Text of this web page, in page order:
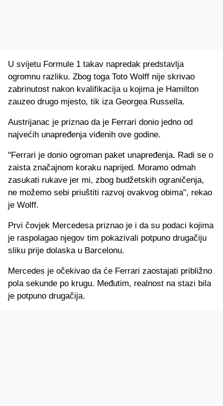
U svijetu Formule 1 takav napredak predstavlja
ogromnu razliku. Zbog toga Toto Wolff nije skrivao
zabrinutost nakon kvalifikacija u kojima je Hamilton
zauzeo drugo mjesto, tik iza Georgea Russella.
Austrijanac je priznao da je Ferrari donio jedno od
najvećih unapređenja viđenih ove godine.
"Ferrari je donio ogroman paket unapređenja. Radi se o
zaista značajnom koraku naprijed. Moramo odmah
zasukati rukave jer mi, zbog budžetskih ograničenja,
ne možemo sebi priuštiti razvoj ovakvog obima", rekao
je Wolff.
Prvi čovjek Mercedesa priznao je i da su podaci kojima
je raspolagao njegov tim pokazivali potpuno drugačiju
sliku prije dolaska u Barcelonu.
Mercedes je očekivao da će Ferrari zaostajati približno
pola sekunde po krugu. Međutim, realnost na stazi bila
je potpuno drugačija.